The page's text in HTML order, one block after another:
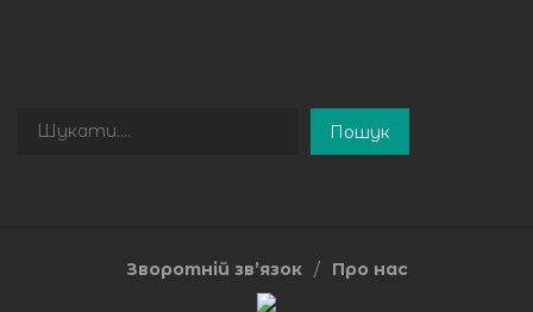
Пошук
Пошук
Зворотній зв’язок Про нас